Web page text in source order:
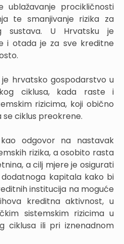
procikličnosti
te smanjivanje rizika za
sustava. U Hrvatsku je
i otada je za sve kreditne
je hrvatsko gospodarstvo u
ciklusa, kada raste i
rizicima, koji obično
ciklus preokrene.
odgovor na nastavak
rizika, a osobito rasta
a cilj mjere je osigurati
kapitala kako bi
institucija na moguće
kreditna aktivnost, u
sistemskim rizicima u
ciklusa ili pri iznenadnom